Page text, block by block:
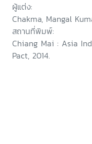
ผู้แต่ง:
Chakma, Mangal
สถานที่พิมพ์:
Chiang Mai : Asia
Pact, 2014.